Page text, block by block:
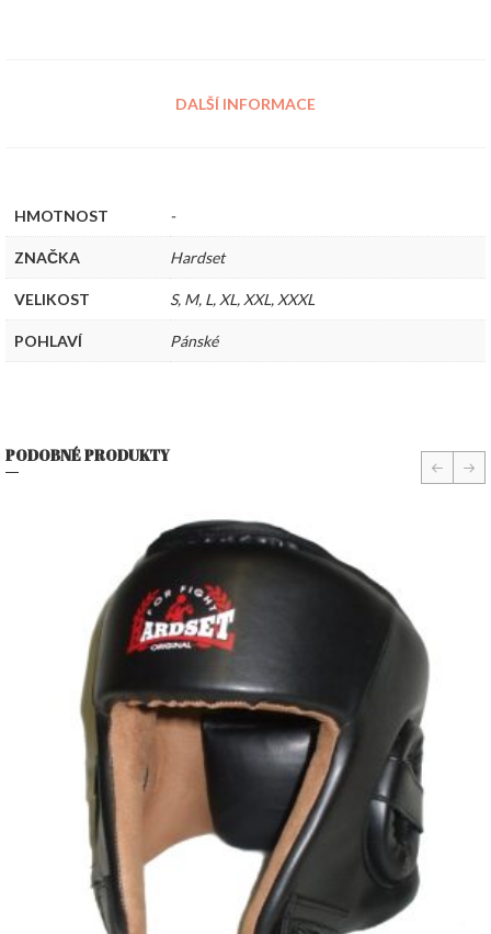
DALŠÍ INFORMACE
HMOTNOST -
ZNAČKA Hardset
VELIKOST S, M, L, XL, XXL, XXXL
POHLAVÍ Pánské
PODOBNÉ PRODUKTY prev